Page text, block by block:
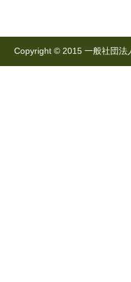
Copyright © 2015 一般社団